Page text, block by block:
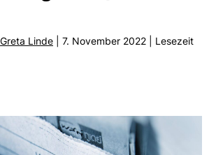
Greta Linde | 7. November 2022 | Lese­zeit